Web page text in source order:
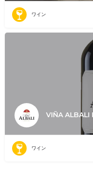
ワイン
VIÑA ALBALI
ワイン